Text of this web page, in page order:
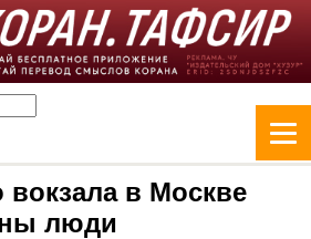
вокзала в Москве
люди